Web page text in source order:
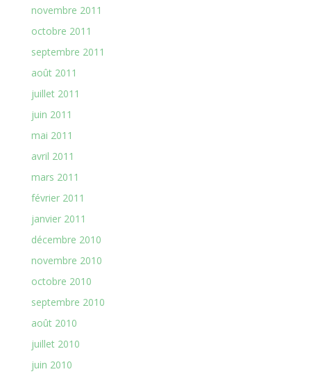
novembre 2011
octobre 2011
septembre 2011
août 2011
juillet 2011
juin 2011
mai 2011
avril 2011
mars 2011
février 2011
janvier 2011
décembre 2010
novembre 2010
octobre 2010
septembre 2010
août 2010
juillet 2010
juin 2010